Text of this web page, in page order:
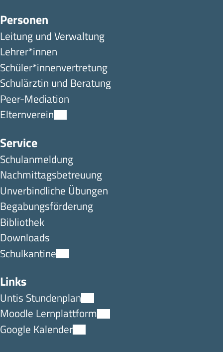
Personen
Leitung und Verwaltung
Lehrer*innen
Schüler*innen­ver­tretung
Schulärztin und Beratung
Peer-Mediation
Elternverein
Service
Schulanmeldung
Nachmittagsbetreuung
Unverbindliche Übungen
Begabungsförderung
Bibliothek
Downloads
Schulkantine
Links
Untis Stundenplan
Moodle Lernplattform
Google Kalender